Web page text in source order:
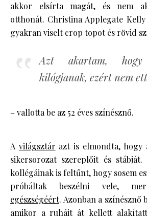
akkor elsírta magát, és nem
otthonát. Christina Applegate
gyakran viselt crop topot és rövid
Azt akartam,
kilógjanak, ezért nem
– vallotta be az 52 éves színésznő.
A világsztár azt is elmondta, hogy
sikersorozat szereplőit és
kollégáinak is feltűnt, hogy sosem
próbáltak beszélni vele,
egészségéért. Azonban a színésznő
amikor a ruháit át kellett